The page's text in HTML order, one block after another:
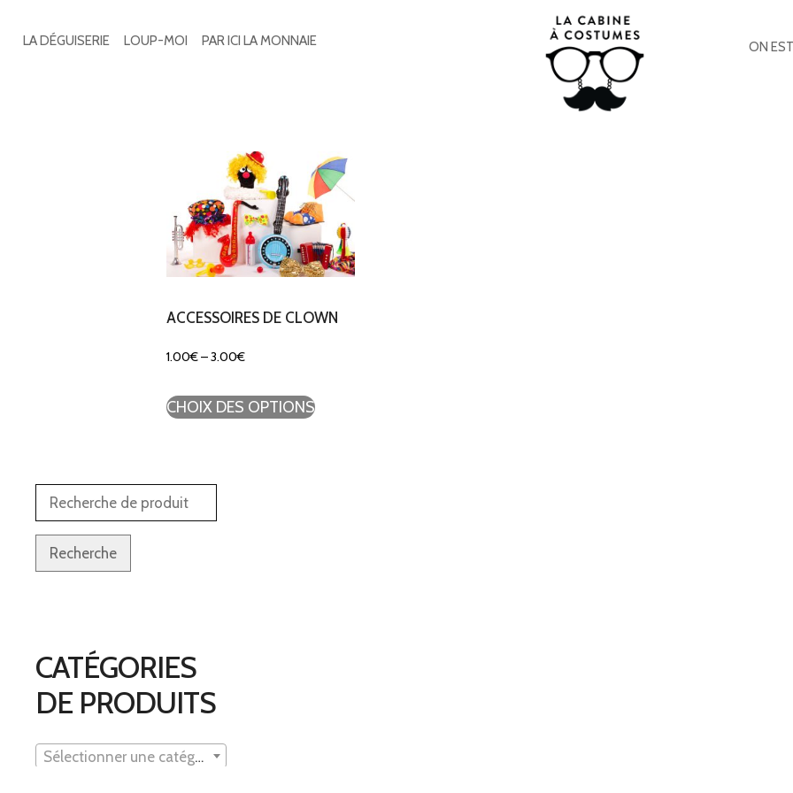
LA DÉGUISERIE LOUP-MOI PAR ICI LA MONNAIE ON
ACCESSOIRES DE CLOWN
1.00€–3.00€
CHOIX DES OPTIONS
Recherche
CATÉGORIES
DE PRODUITS
Sélectionner une catégorie